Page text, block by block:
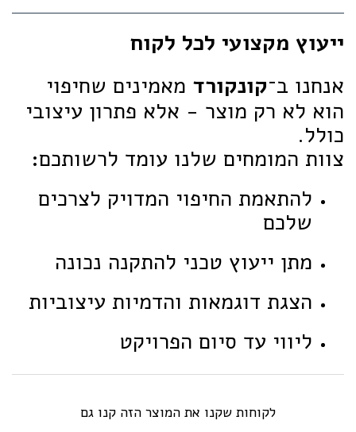
ייעוץ מקצועי לכל לקוח
אנחנו ב־קונקורד מאמינים שחיפוי
הוא לא רק מוצר - אלא פתרון עיצובי
כולל.
צוות המומחים שלנו עומד לרשותכם:
להתאמת החיפוי המדויק לצרכים
שלכם
מתן ייעוץ טכני להתקנה נכונה
הצגת דוגמאות והדמיות עיצוביות
ליווי עד סיום הפרויקט
לקוחות שקנו את המוצר הזה קנו גם